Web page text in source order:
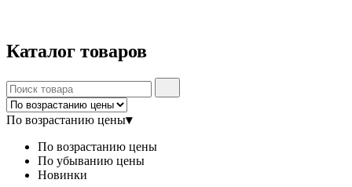
Каталог товаров
По возрастанию цены▾
По возрастанию цены
По убыванию цены
Новинки